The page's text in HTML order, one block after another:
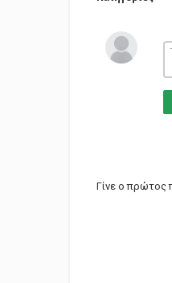
Γίνε ο πρώτος